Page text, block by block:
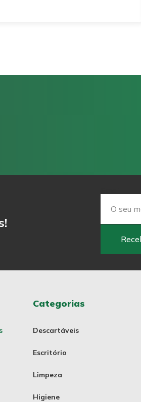
Categorias
Descartáveis
Escritório
Limpeza
Higiene